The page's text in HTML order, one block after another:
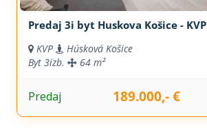
Predaj 3i byt Huskova Košice - KVP
KVP
Húsková Košice
Byt 3izb. 64 m²
Predaj 189.000,- €